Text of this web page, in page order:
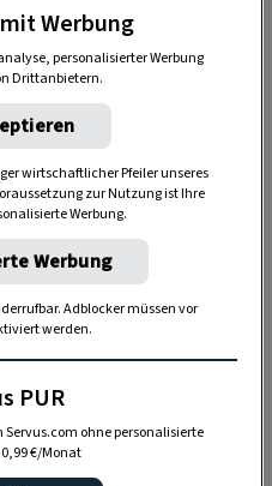
am besten bei
Frühlingssonne –
aus der Wiese.
Werbung
personalisierter Werbung
Drittanbietern.
wirtschaftlicher Pfeiler unseres
zur Nutzung ist Ihre
Werbung.
Werbung
Adblocker müssen vor
werden.
PUR
Servus.com ohne personalisierte
€/Monat